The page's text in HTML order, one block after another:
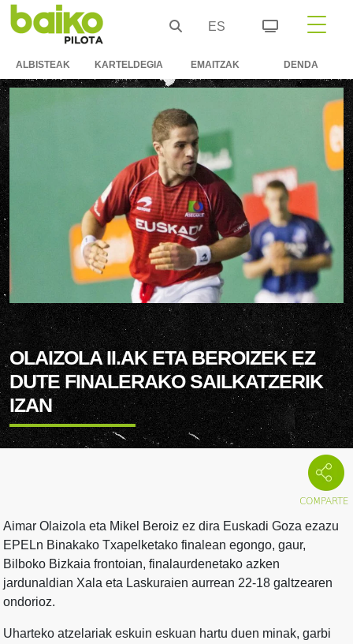
ES
ALBISTEAK KARTELDEGIA EMAITZAK DENDA
OLAIZOLA II.AK ETA BEROIZEK EZ
DUTE FINALERAKO SAILKATZERIK
IZAN
Aimar Olaizola eta Mikel Beroiz ez dira Euskadi Goza ezazu
EPELn Binakako Txapelketako finalean egongo, gaur,
Bilboko Bizkaia frontoian, finalaurdenetako azken
jardunaldian Xala eta Laskuraien aurrean 22-18 galtzearen
ondorioz.
Uharteko atzelariak eskuin eskuan hartu duen minak, garbi